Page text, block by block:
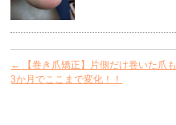
←
【巻き爪矯正】片側だけ巻いた爪も
3か月でここまで変化！！